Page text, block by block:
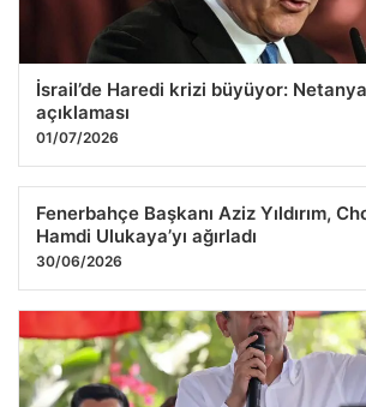
İsrail’de Haredi krizi büyüyor:
açıklaması
01/07/2026
Fenerbahçe Başkanı Aziz Yıldırım,
Hamdi Ulukaya’yı ağırladı
30/06/2026